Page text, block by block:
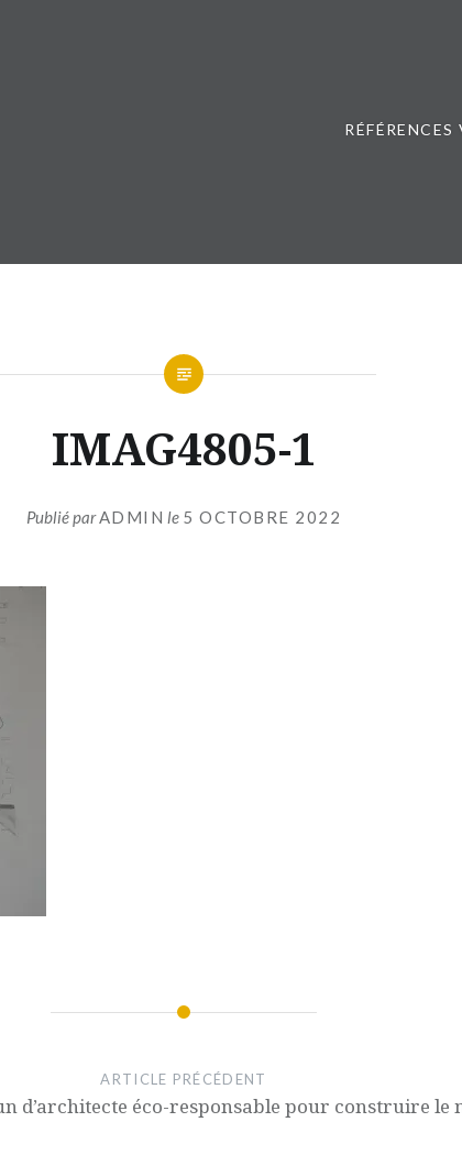
IMAG4805-1
Publié parADMIN le 5 OCTOBRE 2022
ARTICLE PRÉCÉDENT
d’architecte éco-responsable pour construire le